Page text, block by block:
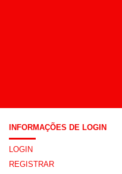
INFORMAÇÕES DE LOGIN
LOGIN
REGISTRAR